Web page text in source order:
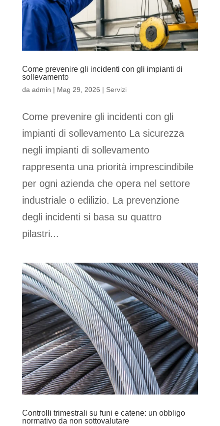
Come prevenire gli incidenti con gli impianti di
sollevamento
da admin | Mag 29, 2026 | Servizi
Come prevenire gli incidenti con gli
impianti di sollevamento La sicurezza
negli impianti di sollevamento
rappresenta una priorità imprescindibile
per ogni azienda che opera nel settore
industriale o edilizio. La prevenzione
degli incidenti si basa su quattro
pilastri...
Controlli trimestrali su funi e catene: un obbligo
normativo da non sottovalutare